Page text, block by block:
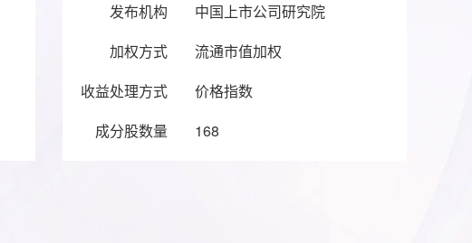
发布机构
中国上市公司研究院
加权方式
流通市值加权
收益处理方式
价格指数
成分股数量
168